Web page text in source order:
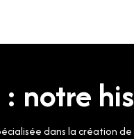
notre
dans la création